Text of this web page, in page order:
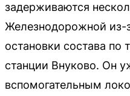
задерживаются
Железнодорожной из-
остановки состава по
станции Внуково. Он
вспомогательным